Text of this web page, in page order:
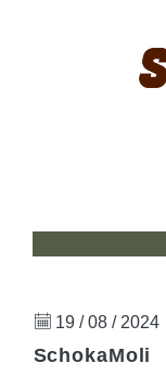
19 / 08 / 2024
SchokaMoli